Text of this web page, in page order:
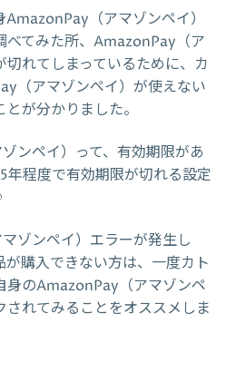
（アマゾンペイ）
べてみた所、AmazonPay（ア
れてしまっているために、カ
（アマゾンペイ）が使えない
が分かりました。
ンペイ）って、有効期限があ
年程度で有効期限が切れる設定
ゾンペイ）エラーが発生し
購入できない方は、一度カト
身のAmazonPay（アマゾンペ
れてみることをオススメしま